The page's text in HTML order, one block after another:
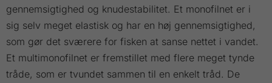
gennemsigtighed og knudestabilitet. Et monofilnet er i
sig selv meget elastisk og har en høj gennemsigtighed,
som gør det sværere for fisken at sanse nettet i vandet.
Et multimonofilnet er fremstillet med flere meget tynde
tråde, som er tvundet sammen til en enkelt tråd. De